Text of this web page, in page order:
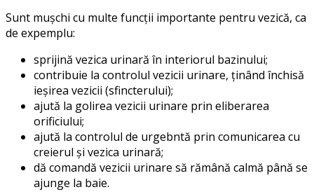
Sunt mușchi cu multe funcții importante pentru vezică, ca
de expemplu:
sprijină vezica urinară în interiorul bazinului;
contribuie la controlul vezicii urinare, ținând închisă
ieșirea vezicii (sfincterului);
ajută la golirea vezicii urinare prin eliberarea
orificiului;
ajută la controlul de urgebntă prin comunicarea cu
creierul și vezica urinară;
dă comandă vezicii urinare să rămână calmă până se
ajunge la baie.